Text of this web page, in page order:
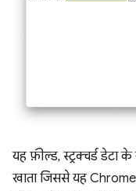
यह फ़ील्ड, स्ट्रक्चर्ड डेटा
खाता जिससे यह